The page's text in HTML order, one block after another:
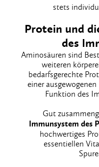
stets
Protein und
des
Aminosäuren sind
weiteren
bedarfsgerechte
einer
Funktion des
Gut
Immunsystem des
hochwertiges
essentiellen